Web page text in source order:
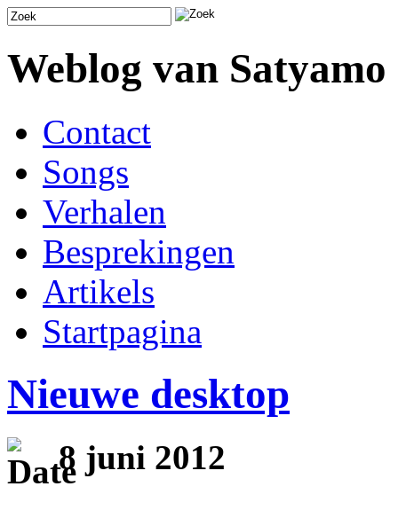
Weblog van Satyamo
Contact
Songs
Verhalen
Besprekingen
Artikels
Startpagina
Nieuwe desktop
8 juni 2012